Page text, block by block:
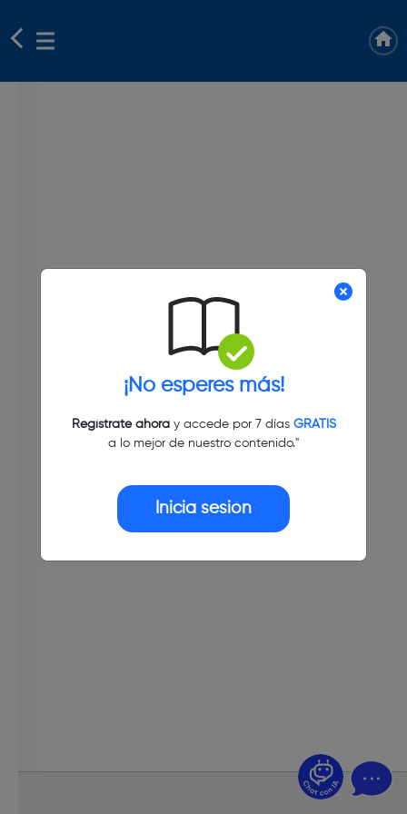
¡No esperes más!
Regístrate ahoray accede por 7 días GRATIS
a lo mejor de nuestro contenido."
Inicia sesión